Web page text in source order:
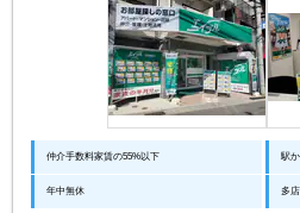
仲介手数料家賃の55%以下 駅
年中無休 多